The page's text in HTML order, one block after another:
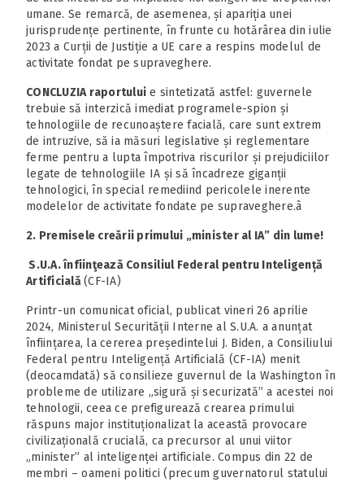
umane. Se remarcă, de asemenea, și apariția unei
jurisprudențe pertinente, în frunte cu hotărârea din iulie
2023 a Curții de Justiție a UE care a respins modelul de
activitate fondat pe supraveghere.
CONCLUZIA raportului e sintetizată astfel: guvernele
trebuie să interzică imediat programele-spion și
tehnologiile de recunoaștere facială, care sunt extrem
de intruzive, să ia măsuri legislative și reglementare
ferme pentru a lupta împotriva riscurilor și prejudiciilor
legate de tehnologiile IA și să încadreze giganții
tehnologici, în special remediind pericolele inerente
modelelor de activitate fondate pe supraveghere.â
2. Premisele creării primului „minister al IA” din lume!
S.U.A. înfiinţează Consiliul Federal pentru Inteligență
Artificială (CF-IA)
Printr-un comunicat oficial, publicat vineri 26 aprilie
2024, Ministerul Securității Interne al S.U.A. a anunțat
înființarea, la cererea președintelui J. Biden, a Consiliului
Federal pentru Inteligență Artificială (CF-IA) menit
(deocamdată) să consilieze guvernul de la Washington în
probleme de utilizare „sigură și securizată” a acestei noi
tehnologii, ceea ce prefigurează crearea primului
răspuns major instituționalizat la această provocare
civilizațională crucială, ca precursor al unui viitor
„minister” al inteligenței artificiale. Compus din 22 de
membri – oameni politici (precum guvernatorul statului